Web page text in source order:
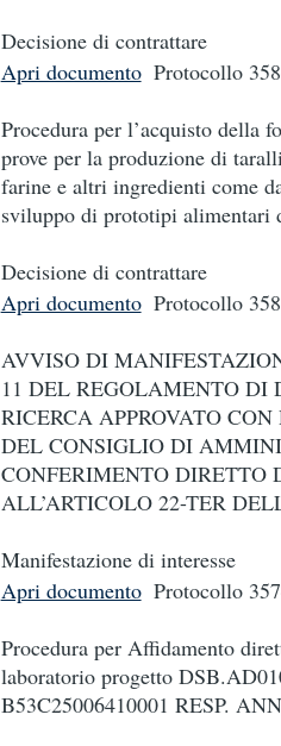
Decisione di contrattare
Apri documento Protocollo
Procedura per l’acquisto della
prove per la produzione di
farine e altri ingredienti come
sviluppo di prototipi alimentari
Decisione di contrattare
Apri documento Protocollo
AVVISO DI
11 DEL REGOLAMENTO
RICERCA APPROVATO
DEL CONSIGLIO DI
CONFERIMENTO
ALL’ARTICOLO 22-TER
Manifestazione di interesse
Apri documento Protocollo
Procedura per Affidamento
laboratorio progetto
B53C25006410001 RESP.